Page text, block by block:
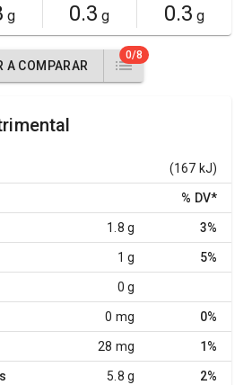
g 0.3 g 0.3 g
A COMPARAR
0/8
(167 kJ)
% DV*
1.8 g 3%
1 g 5%
0 g
0 mg 0%
28 mg 1%
5.8 g 2%